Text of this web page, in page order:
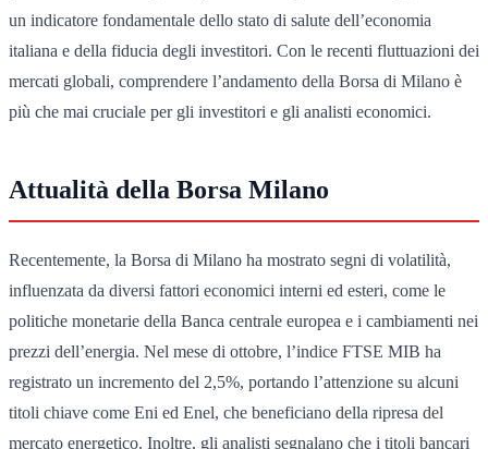
un indicatore fondamentale dello stato di salute dell’economia
italiana e della fiducia degli investitori. Con le recenti fluttuazioni dei
mercati globali, comprendere l’andamento della Borsa di Milano è
più che mai cruciale per gli investitori e gli analisti economici.
Attualità della Borsa Milano
Recentemente, la Borsa di Milano ha mostrato segni di volatilità,
influenzata da diversi fattori economici interni ed esteri, come le
politiche monetarie della Banca centrale europea e i cambiamenti nei
prezzi dell’energia. Nel mese di ottobre, l’indice FTSE MIB ha
registrato un incremento del 2,5%, portando l’attenzione su alcuni
titoli chiave come Eni ed Enel, che beneficiano della ripresa del
mercato energetico. Inoltre, gli analisti segnalano che i titoli bancari